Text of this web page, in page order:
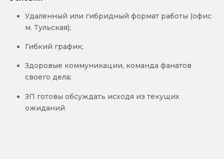
Удаленный или гибридный формат работы (офис
м. Тульская);
Гибкий график;
Здоровые коммуникации, команда фанатов
своего дела;
ЗП готовы обсуждать исходя из текущих
ожиданий